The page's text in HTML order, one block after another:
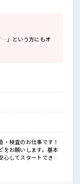
…」という方にもオ
をおまかせ！
テキにお仕事でき
んでもOK！
・検査のお仕事です！
をお願いします。基本
してスタートできま